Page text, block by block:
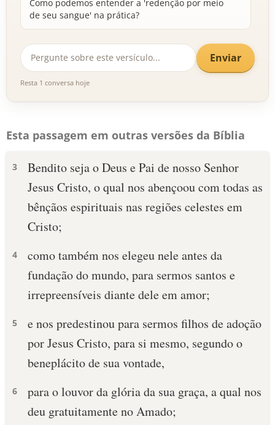
Como podemos entender a 'redenção por meio
de seu sangue' na prática?
Enviar
Resta 1 conversa hoje
Esta passagem em outras versões da Bíblia
3
Bendito seja o Deus e Pai de nosso Senhor
Jesus Cristo, o qual nos abençoou com todas as
bênçãos espirituais nas regiões celestes em
Cristo;
4
como também nos elegeu nele antes da
fundação do mundo, para sermos santos e
irrepreensíveis diante dele em amor;
5
e nos predestinou para sermos filhos de adoção
por Jesus Cristo, para si mesmo, segundo o
beneplácito de sua vontade,
6
para o louvor da glória da sua graça, a qual nos
deu gratuitamente no Amado;